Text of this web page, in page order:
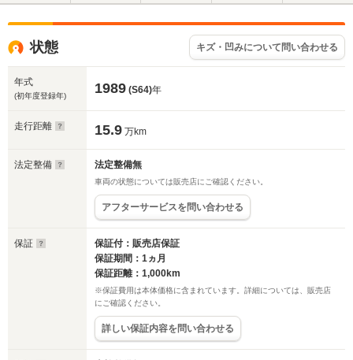
状態 キズ・凹みについて問い合わせる
年式
(初年度登録年) 1989 (S64)年
走行距離 15.9 万km
法定整備 法定整備無
車両の状態については販売店にご確認ください。
アフターサービスを問い合わせる
保証
保証付：販売店保証
保証期間：1ヵ月
保証距離：1,000km
※保証費用は本体価格に含まれています。詳細については、販売店
にご確認ください。
詳しい保証内容を問い合わせる